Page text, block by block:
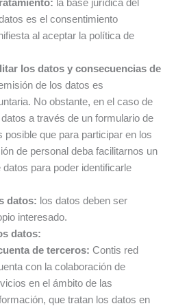
la base jurídica del
es el consentimiento
al aceptar la política de
los datos y consecuencias de
de los datos es
No obstante, en el caso de
a través de un formulario de
posible que para participar en los
de personal deba facilitarnos un
para poder identificarle
datos: los datos deben ser
interesado.
datos:
de terceros: Contis red
con la colaboración de
en el ámbito de las
que tratan los datos en